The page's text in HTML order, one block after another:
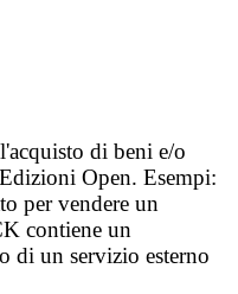
di beni e/o
Open. Esempi:
per vendere un
contiene un
di un servizio esterno